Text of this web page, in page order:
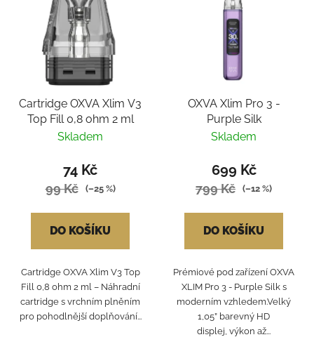
Cartridge OXVA Xlim V3
Top Fill 0,8 ohm 2 ml
Skladem
74 Kč
99 Kč (–25 %)
DO KOŠÍKU
Cartridge OXVA Xlim V3 Top
Fill 0,8 ohm 2 ml – Náhradní
cartridge s vrchním plněním
pro pohodlnější doplňování...
OXVA Xlim Pro 3 -
Purple Silk
Skladem
699 Kč
799 Kč (–12 %)
DO KOŠÍKU
Prémiové pod zařízení OXVA
XLIM Pro 3 - Purple Silk s
moderním vzhledem.Velký
1,05” barevný HD
displej, výkon až...